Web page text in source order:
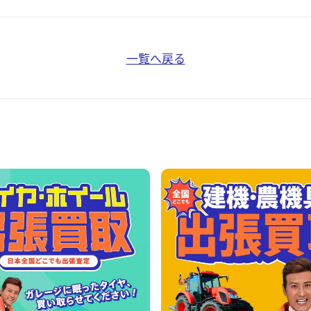
一覧へ戻る